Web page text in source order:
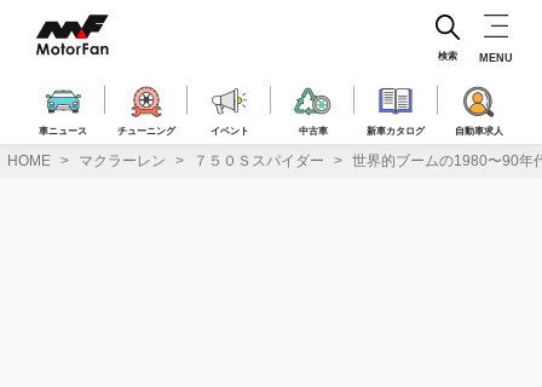
ス
車ニュース チューニング イベント 中古車 新車カタログ 自動車求人
検索 MENU
HOME マクラーレン ７５０Ｓスパイダー 世界的ブームの1980〜90年